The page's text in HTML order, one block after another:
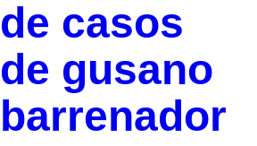
de casos
de gusano
barrenador